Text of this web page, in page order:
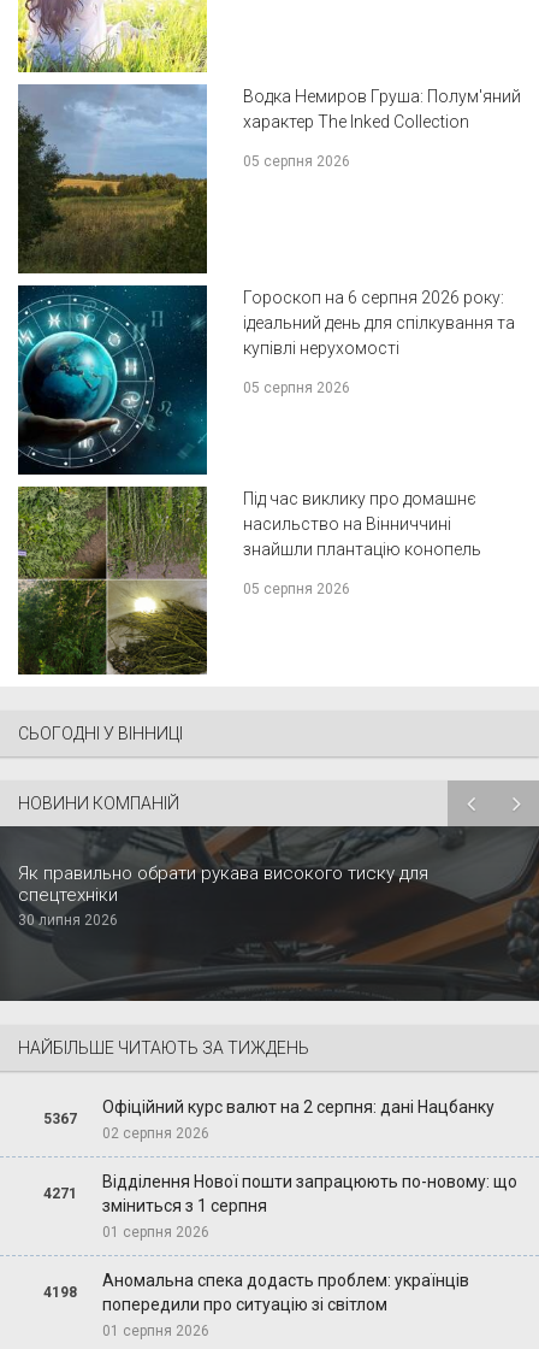
Водка Немиров Груша: Полум'яний
характер The Inked Collection
05 серпня 2026
Гороскоп на 6 серпня 2026 року:
ідеальний день для спілкування та
купівлі нерухомості
05 серпня 2026
Під час виклику про домашнє
насильство на Вінниччині
знайшли плантацію конопель
05 серпня 2026
СЬОГОДНІ У ВІННИЦІ
НОВИНИ КОМПАНІЙ
Як правильно обрати рукава високого тиску для
спецтехніки
30 липня 2026
НАЙБІЛЬШЕ ЧИТАЮТЬ ЗА ТИЖДЕНЬ
5367
Офіційний курс валют на 2 серпня: дані Нацбанку
02 серпня 2026
4271
Відділення Нової пошти запрацюють по-новому: що
зміниться з 1 серпня
01 серпня 2026
4198
Аномальна спека додасть проблем: українців
попередили про ситуацію зі світлом
01 серпня 2026